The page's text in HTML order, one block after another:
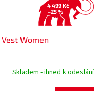
4 499 Kč
–25 %
Women
Skladem - ihned k odeslání